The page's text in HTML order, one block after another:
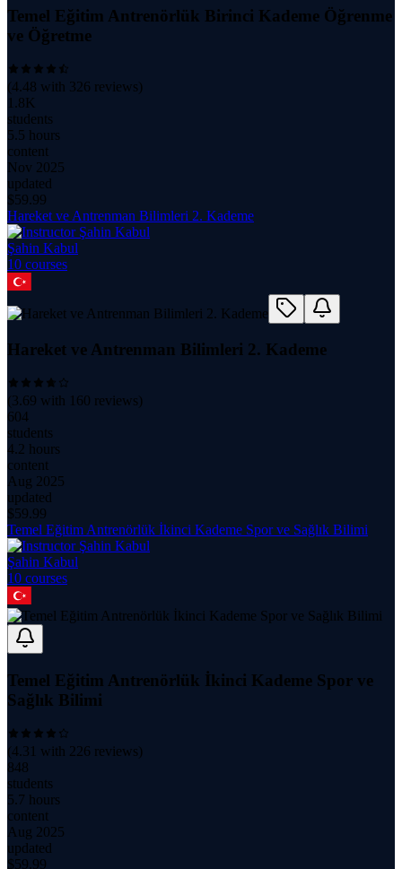
Temel Eğitim Antrenörlük Birinci Kademe Öğrenme
ve Öğretme
(4.48 with 326 reviews)
1.8K
students
5.5 hours
content
Nov 2025
updated
$59.99
Hareket ve Antrenman Bilimleri 2. Kademe
Şahin Kabul
10 courses
Hareket ve Antrenman Bilimleri 2. Kademe
(3.69 with 160 reviews)
604
students
4.2 hours
content
Aug 2025
updated
$59.99
Temel Eğitim Antrenörlük İkinci Kademe Spor ve Sağlık Bilimi
Şahin Kabul
10 courses
Temel Eğitim Antrenörlük İkinci Kademe Spor ve
Sağlık Bilimi
(4.31 with 226 reviews)
848
students
5.7 hours
content
Aug 2025
updated
$59.99